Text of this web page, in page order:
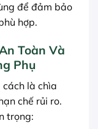
để đảm bảo
hợp.
Toàn Và
Phụ
là chìa
chế rủi ro.
trọng: